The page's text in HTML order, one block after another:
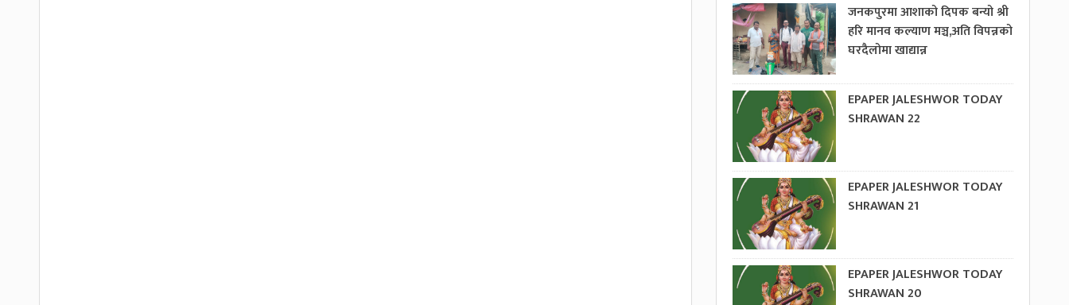
जनकपुरमा आशाको दिपक बन्यो श्री
हरि मानव कल्याण मञ्च,अति विपन्नको
घरदैलोमा खाद्यान्न
EPAPER JALESHWOR TODAY
SHRAWAN 22
EPAPER JALESHWOR TODAY
SHRAWAN 21
EPAPER JALESHWOR TODAY
SHRAWAN 20